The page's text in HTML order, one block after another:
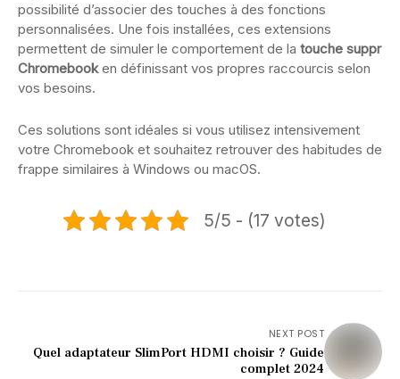
possibilité dʼassocier des touches à des fonctions
personnalisées. Une fois installées, ces extensions
permettent de simuler le comportement de la touche suppr
Chromebooken définissant vos propres raccourcis selon
vos besoins.
Ces solutions sont idéales si vous utilisez intensivement
votre Chromebook et souhaitez retrouver des habitudes de
frappe similaires à Windows ou macOS.
5/5 - (17 votes)
NEXT POST
Quel adaptateur SlimPort HDMI choisir ? Guide
complet 2024